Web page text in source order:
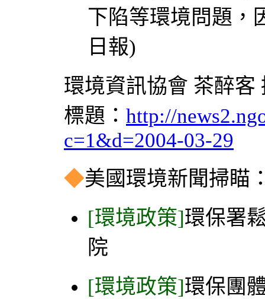
下陷等環境問題，
日報)
環境資訊協會 茶醉客
標題： http://
c=1&d=2004-03-29
◆美國環境新聞掃瞄
[環境政策]環保署
院
[環境政策]環保團